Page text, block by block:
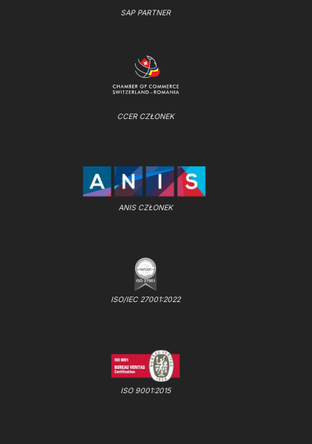
SAP PARTNER
CCER CZŁONEK
ANIS CZŁONEK
ISO/IEC 27001:2022
ISO 9001:2015